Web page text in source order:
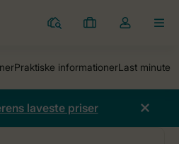
Parker
Mine
Toggle
dropdown
laveste priser